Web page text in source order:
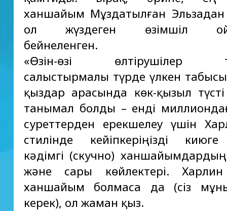
ханшайым Мұздатылған
ол жүздеген өзімшіл
бейнеленген.
«Өзін-өзі өлтірушілер
салыстырмалы түрде үлкен
қыздар арасында көк-қызыл
танымал болды – енді
суреттерден ерекшелеу үшін
стилінде кейіпкеріңізді
кәдімгі (скучно)
және сары көйлектері.
ханшайым болмаса да (сіз мұны
керек), ол жаман қыз.